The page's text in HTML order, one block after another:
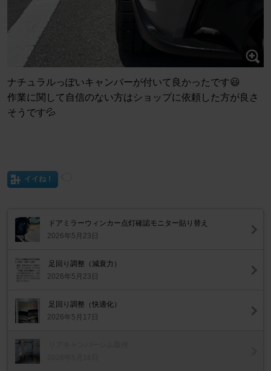
ナチュラルっぽいキャンバーが付いて良かったです😃
作業に関して自信のない方はショップに依頼した方が良さ
そうです💦
イイね！
ドアミラーウィンカー点灯確認モニター貼り替え
2026年5月23日
足回り調整（減衰力）
2026年5月23日
足回り調整（快適化）
2026年5月17日